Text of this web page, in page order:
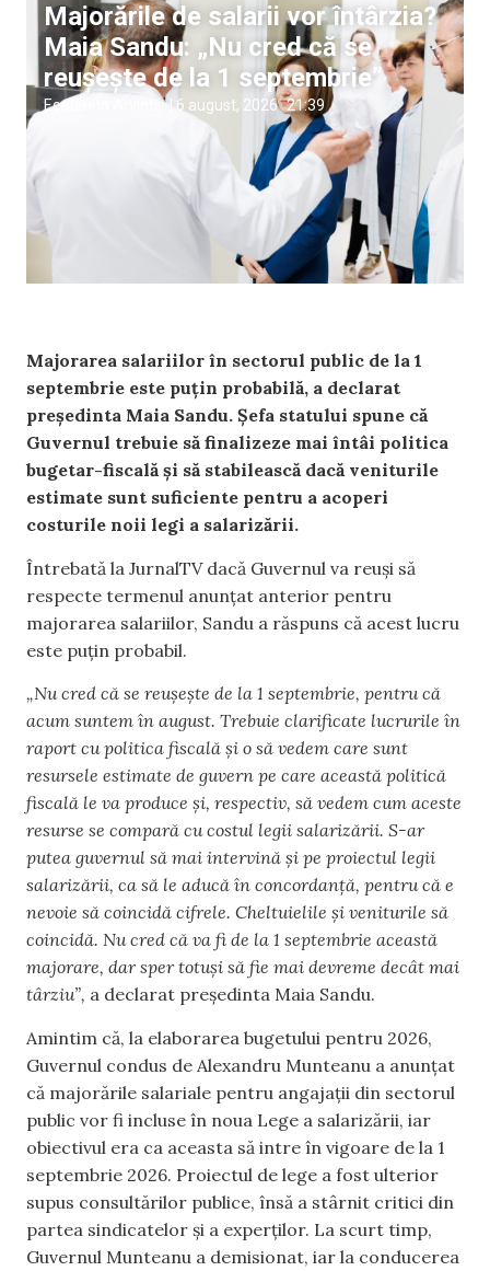
Majorările de salarii vor întârzia?
Maia Sandu: „Nu cred că se
reușește de la 1 septembrie”
Ecaterina Arvintii 6 august, 2026 21:39
Majorarea salariilor în sectorul public de la 1
septembrie este puțin probabilă, a declarat
președinta Maia Sandu. Șefa statului spune că
Guvernul trebuie să finalizeze mai întâi politica
bugetar-fiscală și să stabilească dacă veniturile
estimate sunt suficiente pentru a acoperi
costurile noii legi a salarizării.
Întrebată la JurnalTV dacă Guvernul va reuși să
respecte termenul anunțat anterior pentru
majorarea salariilor, Sandu a răspuns că acest lucru
este puțin probabil.
„Nu cred că se reușește de la 1 septembrie, pentru că
acum suntem în august. Trebuie clarificate lucrurile în
raport cu politica fiscală și o să vedem care sunt
resursele estimate de guvern pe care această politică
fiscală le va produce și, respectiv, să vedem cum aceste
resurse se compară cu costul legii salarizării. S-ar
putea guvernul să mai intervină și pe proiectul legii
salarizării, ca să le aducă în concordanță, pentru că e
nevoie să coincidă cifrele. Cheltuielile și veniturile să
coincidă. Nu cred că va fi de la 1 septembrie această
majorare, dar sper totuși să fie mai devreme decât mai
târziu”, a declarat președinta Maia Sandu.
Amintim că, la elaborarea bugetului pentru 2026,
Guvernul condus de Alexandru Munteanu a anunțat
că majorările salariale pentru angajații din sectorul
public vor fi incluse în noua Lege a salarizării, iar
obiectivul era ca aceasta să intre în vigoare de la 1
septembrie 2026. Proiectul de lege a fost ulterior
supus consultărilor publice, însă a stârnit critici din
partea sindicatelor și a experților. La scurt timp,
Guvernul Munteanu a demisionat, iar la conducerea